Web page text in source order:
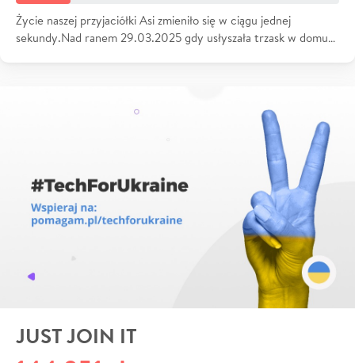
Życie naszej przyjaciółki Asi zmieniło się w ciągu jednej
sekundy.Nad ranem 29.03.2025 gdy usłyszała trzask w domu…
JUST JOIN IT